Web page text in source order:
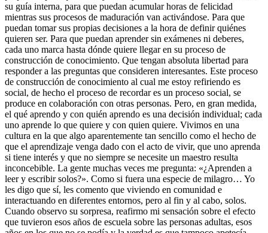
su guía interna, para que puedan acumular horas de felicidad
mientras sus procesos de maduración van activándose. Para que
puedan tomar sus propias decisiones a la hora de definir quiénes
quieren ser. Para que puedan aprender sin exámenes ni deberes,
cada uno marca hasta dónde quiere llegar en su proceso de
construcción de conocimiento. Que tengan absoluta libertad para
responder a las preguntas que consideren interesantes. Este proceso
de construcción de conocimiento al cual me estoy refiriendo es
social, de hecho el proceso de recordar es un proceso social, se
produce en colaboración con otras personas. Pero, en gran medida,
el qué aprendo y con quién aprendo es una decisión individual; cada
uno aprende lo que quiere y con quien quiere. Vivimos en una
cultura en la que algo aparentemente tan sencillo como el hecho de
que el aprendizaje venga dado con el acto de vivir, que uno aprenda
si tiene interés y que no siempre se necesite un maestro resulta
inconcebible. La gente muchas veces me pregunta: «¿Aprenden a
leer y escribir solos?». Como si fuera una especie de milagro… Yo
les digo que sí, les comento que viviendo en comunidad e
interactuando en diferentes entornos, pero al fin y al cabo, solos.
Cuando observo su sorpresa, reafirmo mi sensación sobre el efecto
que tuvieron esos años de escuela sobre las personas adultas, esos